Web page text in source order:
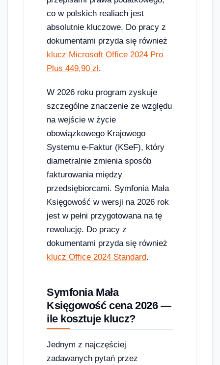
co w polskich realiach jest
absolutnie kluczowe. Do pracy z
dokumentami przyda się również
klucz Microsoft Office 2024 Pro
Plus 449,90 zł.
W 2026 roku program zyskuje
szczególne znaczenie ze względu
na wejście w życie
obowiązkowego Krajowego
Systemu e-Faktur (KSeF), który
diametralnie zmienia sposób
fakturowania między
przedsiębiorcami. Symfonia Mała
Księgowość w wersji na 2026 rok
jest w pełni przygotowana na tę
rewolucję. Do pracy z
dokumentami przyda się również
klucz Office 2024 Standard.
Symfonia Mała
Księgowość cena 2026 —
ile kosztuje klucz?
Jednym z najczęściej
zadawanych pytań przez